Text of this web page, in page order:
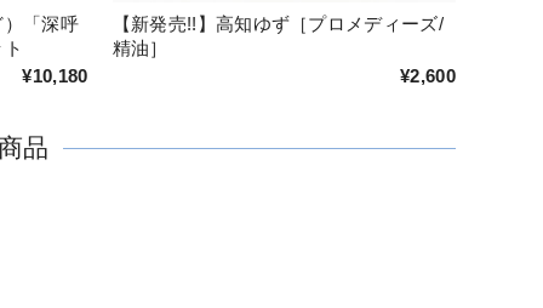
）「深呼
¥10,180
【新発売!!】高知ゆず［プロメディーズ/
精油］
¥2,600
品